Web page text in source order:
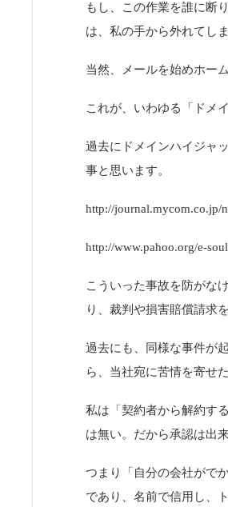
もし、この作業を誰に断
は、私の手から外れてし
当然、メールを始めホー
これが、いわゆる「ドメ
過去にドメインハイジャ
事と思います。
http://journal.mycom.co.jp/
http://www.pahoo.org/e-
こういった事故を防がな
り、裁判や損害賠償請求
過去にも、同様な事件が
ら、当社宛に苦情を寄せ
私は「契約者から解約す
は無い。だから承認は出
つまり「自分の会社がで
であり、名前で信用し、